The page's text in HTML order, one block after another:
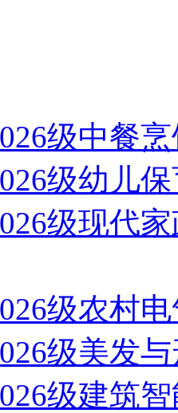
级中餐
级幼儿
级现代
级农村
级美发
级建筑